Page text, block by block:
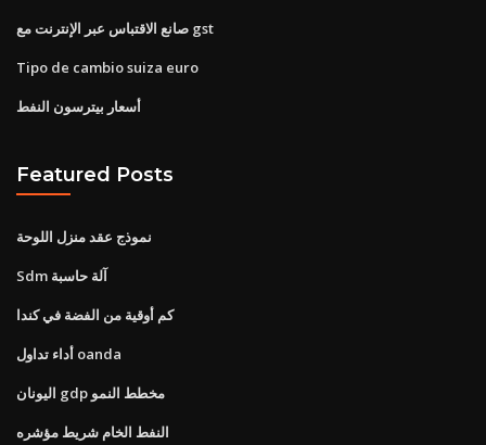
صانع الاقتباس عبر الإنترنت مع gst
Tipo de cambio suiza euro
أسعار بيترسون النفط
Featured Posts
نموذج عقد منزل اللوحة
Sdm آلة حاسبة
كم أوقية من الفضة في كندا
أداء تداول oanda
اليونان gdp مخطط النمو
النفط الخام شريط مؤشره